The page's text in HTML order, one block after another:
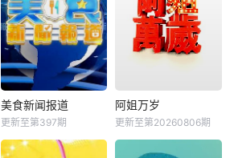
美食新闻报道
更新至第397期
阿姐万岁
更新至第20260806期